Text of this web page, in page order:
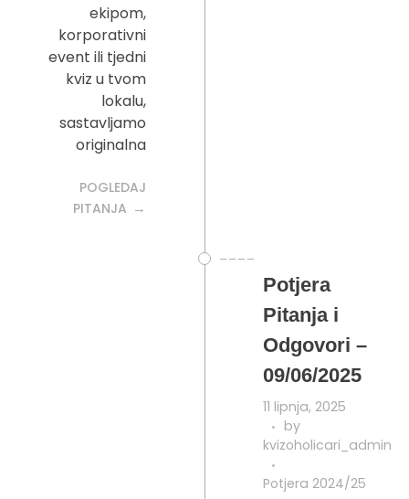
ekipom,
korporativni
event ili tjedni
kviz u tvom
lokalu,
sastavljamo
originalna
POGLEDAJ
PITANJA
Potjera
Pitanja i
Odgovori –
09/06/2025
11 lipnja, 2025
by
kvizoholicari_admin
Potjera 2024/25